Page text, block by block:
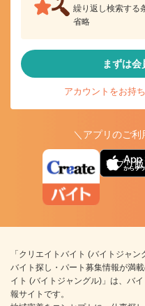
繰り返し検索する
省略
まずは会
アカウントをお持
＼アプリのご利
アプリ
「クリエイトバイト (バイトジャ
バイト探し・パート募集情報が満
イト (バイトジャングル)」は、バ
報サイトです。